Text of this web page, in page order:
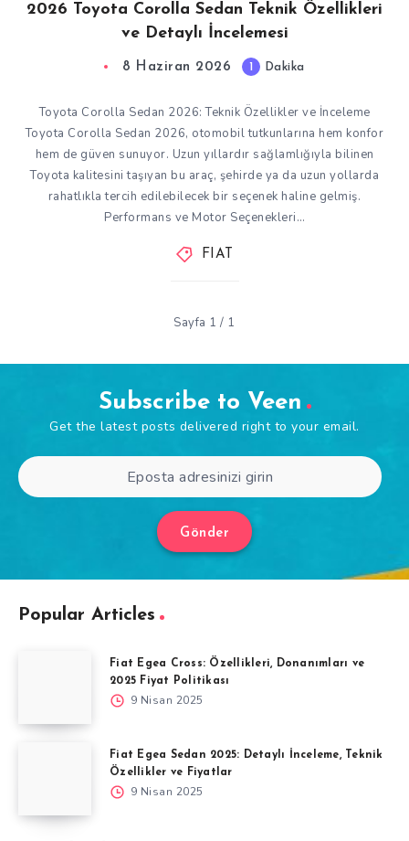
2026 Toyota Corolla Sedan Teknik Özellikleri
ve Detaylı İncelemesi
8 Haziran 2026 1 Dakika
Toyota Corolla Sedan 2026: Teknik Özellikler ve İnceleme
Toyota Corolla Sedan 2026, otomobil tutkunlarına hem konfor
hem de güven sunuyor. Uzun yıllardır sağlamlığıyla bilinen
Toyota kalitesini taşıyan bu araç, şehirde ya da uzun yollarda
rahatlıkla tercih edilebilecek bir seçenek haline gelmiş.
Performans ve Motor Seçenekleri…
FIAT
Sayfa 1 / 1
Subscribe to Veen
Get the latest posts delivered right to your email.
Gönder
Popular Articles
Fiat Egea Cross: Özellikleri, Donanımları ve
2025 Fiyat Politikası
9 Nisan 2025
Fiat Egea Sedan 2025: Detaylı İnceleme, Teknik
Özellikler ve Fiyatlar
9 Nisan 2025